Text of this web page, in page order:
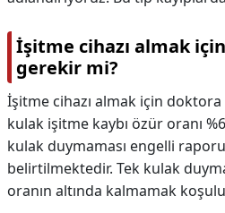
İşitme cihazı almak
gerekir mi?
İşitme cihazı almak için
kulak işitme kaybı özür oranı
kulak duymaması engelli
belirtilmektedir. Tek kulak
oranın altında kalmamak